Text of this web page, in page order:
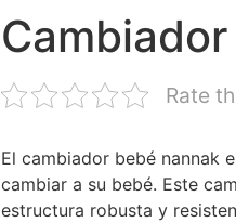
Rate
El cambiador bebé nannak
cambiar a su bebé. Este
estructura robusta y